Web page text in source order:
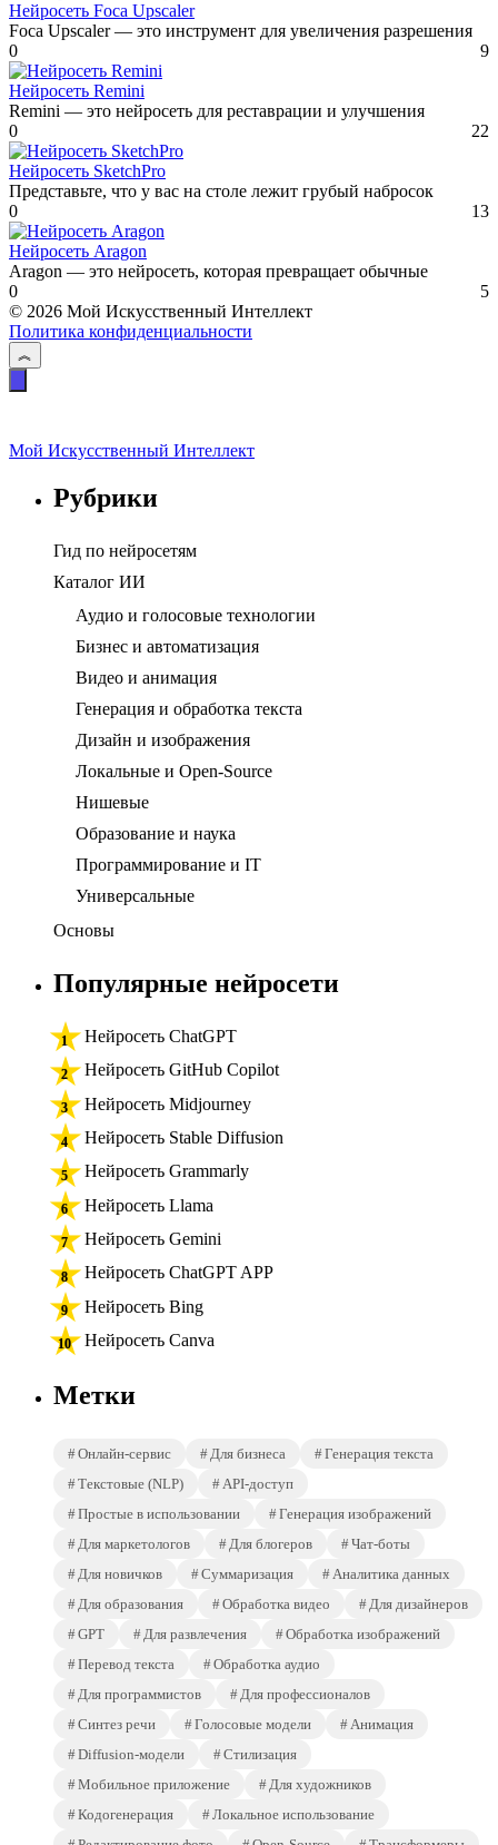
Нейросеть Foca Upscaler
Foca Upscaler — это инструмент для увеличения разрешения
0
9
Нейросеть Remini
Remini — это нейросеть для реставрации и улучшения
0
22
Нейросеть SketchPro
Представьте, что у вас на столе лежит грубый набросок
0
13
Нейросеть Aragon
Aragon — это нейросеть, которая превращает обычные
0
5
© 2026 Мой Искусственный Интеллект
Политика конфиденциальности
Мой Искусственный Интеллект
Рубрики
Гид по нейросетям
Каталог ИИ
Аудио и голосовые технологии
Бизнес и автоматизация
Видео и анимация
Генерация и обработка текста
Дизайн и изображения
Локальные и Open-Source
Нишевые
Образование и наука
Программирование и IT
Универсальные
Основы
Популярные нейросети
Нейросеть ChatGPT
Нейросеть GitHub Copilot
Нейросеть Midjourney
Нейросеть Stable Diffusion
Нейросеть Grammarly
Нейросеть Llama
Нейросеть Gemini
Нейросеть ChatGPT APP
Нейросеть Bing
Нейросеть Canva
Метки
Онлайн-сервис Для бизнеса
Генерация текста
Текстовые (NLP)
API-доступ
Простые в использовании
Генерация изображений
Для маркетологов
Для блогеров
Чат-боты
Для новичков
Суммаризация
Аналитика данных
Для образования
Обработка видео
Для дизайнеров
GPT
Для развлечения
Обработка изображений
Перевод текста
Обработка аудио
Для программистов
Для профессионалов
Синтез речи
Голосовые модели
Анимация
Diffusion-модели
Стилизация
Мобильное приложение
Для художников
Кодогенерация
Локальное использование